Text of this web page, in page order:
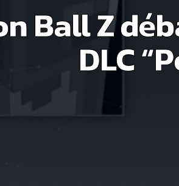
Ball Z
DLC